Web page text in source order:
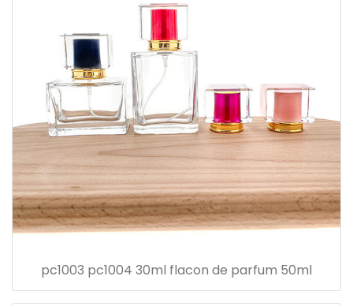
pc1003 pc1004 30ml flacon de parfum 50ml